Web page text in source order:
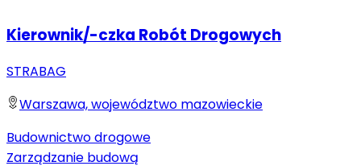
Kierownik/-czka Robót Drogowych
STRABAG
Warszawa, województwo mazowieckie
Budownictwo drogowe
Zarządzanie budową